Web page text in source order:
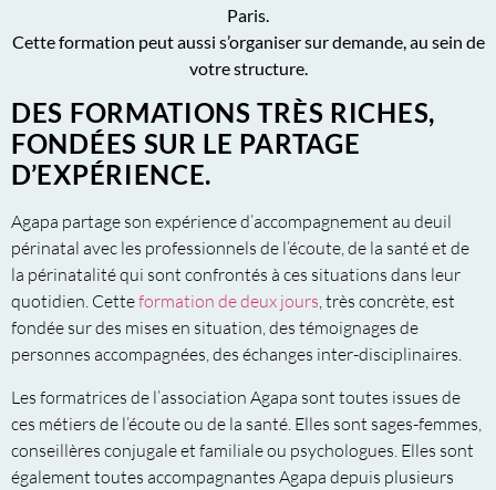
Paris.
Cette formation peut aussi s’organiser sur demande, au sein de
votre structure.
DES FORMATIONS TRÈS RICHES,
FONDÉES SUR LE PARTAGE
D’EXPÉRIENCE.
Agapa partage son expérience d’accompagnement au deuil
périnatal avec les professionnels de l’écoute, de la santé et de
la périnatalité qui sont confrontés à ces situations dans leur
quotidien. Cetteformation de deux jours, très concrète, est
fondée sur des mises en situation, des témoignages de
personnes accompagnées, des échanges inter-disciplinaires.
Les formatrices de l’association Agapa sont toutes issues de
ces métiers de l’écoute ou de la santé. Elles sont sages-femmes,
conseillères conjugale et familiale ou psychologues. Elles sont
également toutes accompagnantes Agapa depuis plusieurs